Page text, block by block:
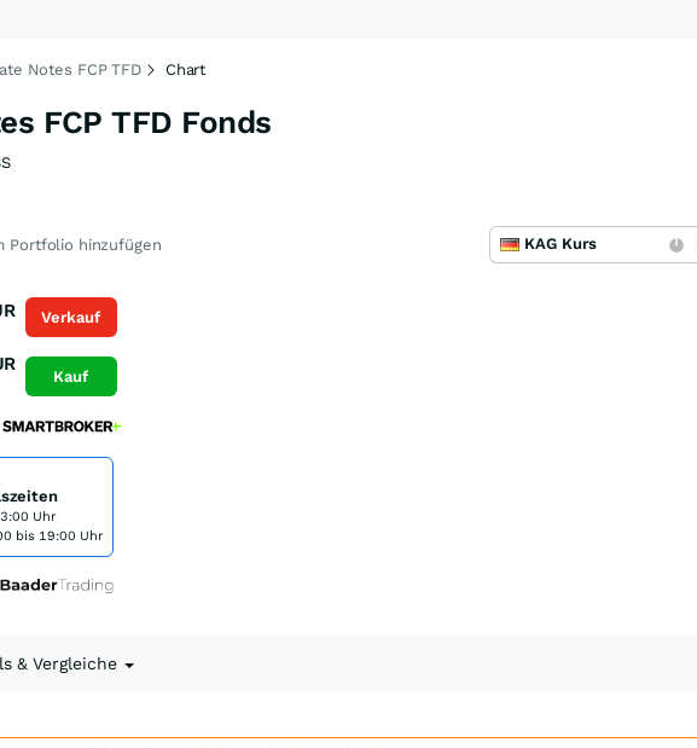
Notes FCP TFD Chart
FCP TFD Fonds
Portfolio hinzufügen KAG Kurs
Verkauf
Kauf
Uhr
bis 19:00 Uhr
& Vergleiche